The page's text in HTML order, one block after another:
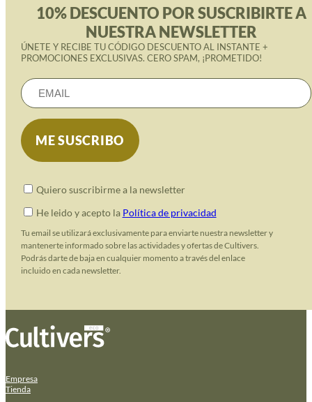
10% DESCUENTO POR SUSCRIBIRTE A
NUESTRA NEWSLETTER
ÚNETE Y RECIBE TU CÓDIGO DESCUENTO AL INSTANTE +
PROMOCIONES EXCLUSIVAS. CERO SPAM, ¡PROMETIDO!
Quiero suscribirme a la newsletter
He leido y acepto la Política de privacidad
Tu email se utilizará exclusivamente para enviarte nuestra newsletter y
mantenerte informado sobre las actividades y ofertas de Cultivers.
Podrás darte de baja en cualquier momento a través del enlace
incluido en cada newsletter.
Empresa
Tienda